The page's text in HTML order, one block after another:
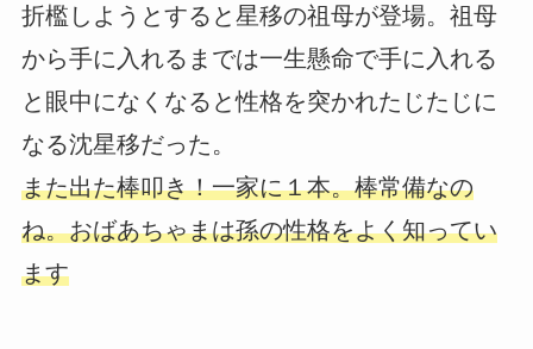
折檻しようとすると星移の祖母が登場。祖母
から手に入れるまでは一生懸命で手に入れる
と眼中になくなると性格を突かれたじたじに
なる沈星移だった。
また出た棒叩き！一家に１本。棒常備なの
ね。おばあちゃまは孫の性格をよく知ってい
ます